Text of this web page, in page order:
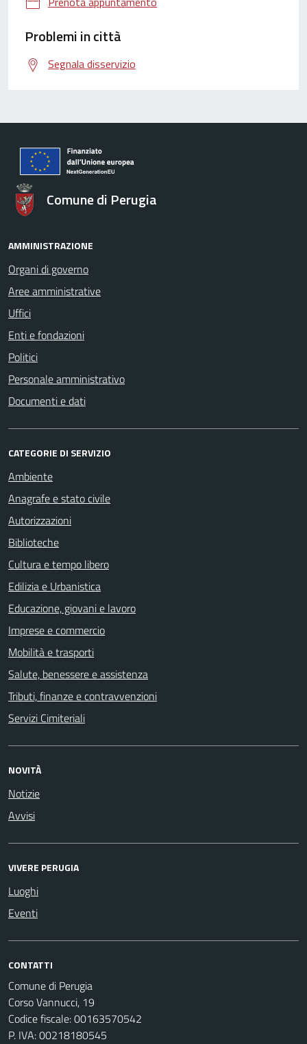
Problemi in città
Segnala disservizio
Comune di Perugia
AMMINISTRAZIONE
Organi di governo
Aree amministrative
Uffici
Enti e fondazioni
Politici
Personale amministrativo
Documenti e dati
CATEGORIE DI SERVIZIO
Ambiente
Anagrafe e stato civile
Autorizzazioni
Biblioteche
Cultura e tempo libero
Edilizia e Urbanistica
Educazione, giovani e lavoro
Imprese e commercio
Mobilità e trasporti
Salute, benessere e assistenza
Tributi, finanze e contravvenzioni
Servizi Cimiteriali
NOVITÀ
Notizie
Avvisi
VIVERE PERUGIA
Luoghi
Eventi
CONTATTI
Comune di Perugia
Corso Vannucci, 19
Codice fiscale: 00163570542
P. IVA: 00218180545